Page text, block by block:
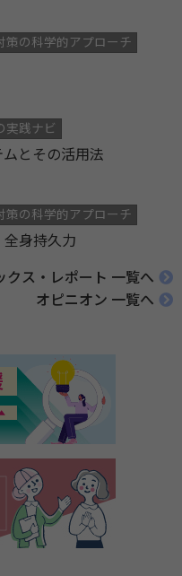
策の科学的アプローチ
実践ナビ
ムとその活用法
策の科学的アプローチ
身持久力
クス・レポート 一覧へ
オピニオン 一覧へ